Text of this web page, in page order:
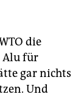
die
Alu für
gar nichts
Und